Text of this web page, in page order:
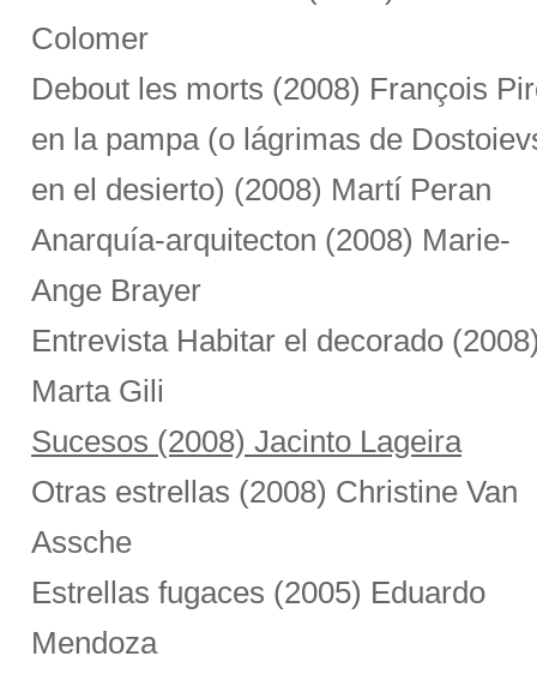
Colomer
Debout les morts (2008) François
en la pampa (o lágrimas de
en el desierto) (2008) Martí Peran
Anarquía-arquitecton (2008) Marie-
Ange Brayer
Entrevista Habitar el decorado
Marta Gili
Sucesos (2008) Jacinto Lageira
Otras estrellas (2008) Christine Van
Assche
Estrellas fugaces (2005) Eduardo
Mendoza